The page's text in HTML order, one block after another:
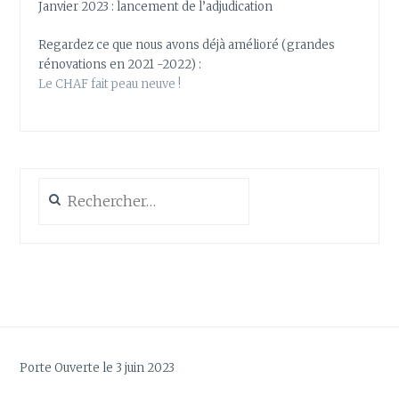
Janvier 2023 : lancement de l’adjudication
Regardez ce que nous avons déjà amélioré (grandes
rénovations en 2021 -2022) :
Le CHAF fait peau neuve !
Porte Ouverte le 3 juin 2023